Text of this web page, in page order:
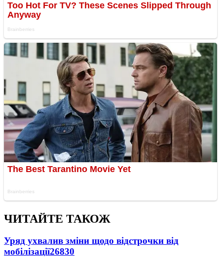
ЧИТАЙТЕ ТАКОЖ
Уряд ухвалив зміни щодо відстрочки від
мобілізації26830